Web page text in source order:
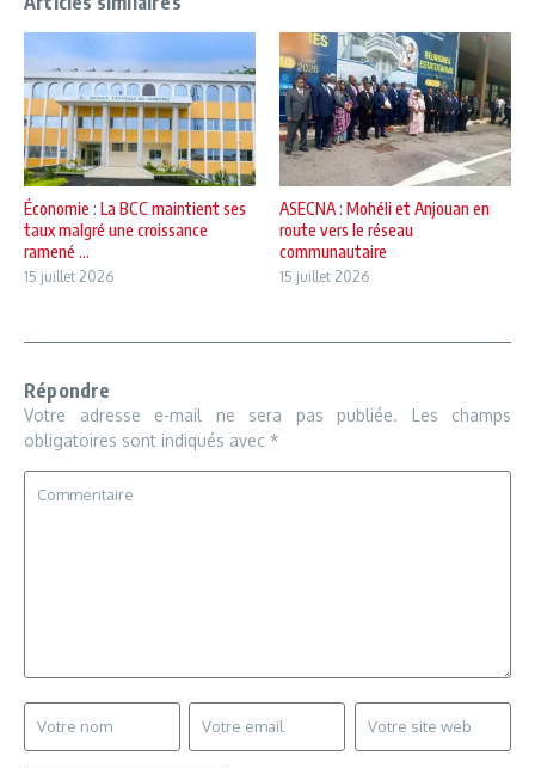
Économie : La BCC maintient ses
taux malgré une croissance
ramené ...
15 juillet 2026
ASECNA : Mohéli et Anjouan en
route vers le réseau
communautaire
15 juillet 2026
Répondre
Votre adresse e-mail ne sera pas publiée.
Les champs
obligatoires sont indiqués avec *